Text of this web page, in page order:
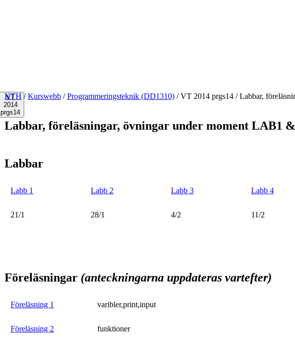
VT
2014
prgs14
KTH / Kurswebb / Programmeringsteknik (DD1310) /VT 2014 prgs14 /Labbar,
Labbar, föreläsningar, övningar under moment LAB1
Labbar
Labb 1 Labb 2 Labb 3 Labb 4
21/1 28/1 4/2 11/2
Föreläsningar (anteckningarna uppdateras vartefter)
Föreläsning 1 varibler,print,input
Föreläsning 2 funktioner